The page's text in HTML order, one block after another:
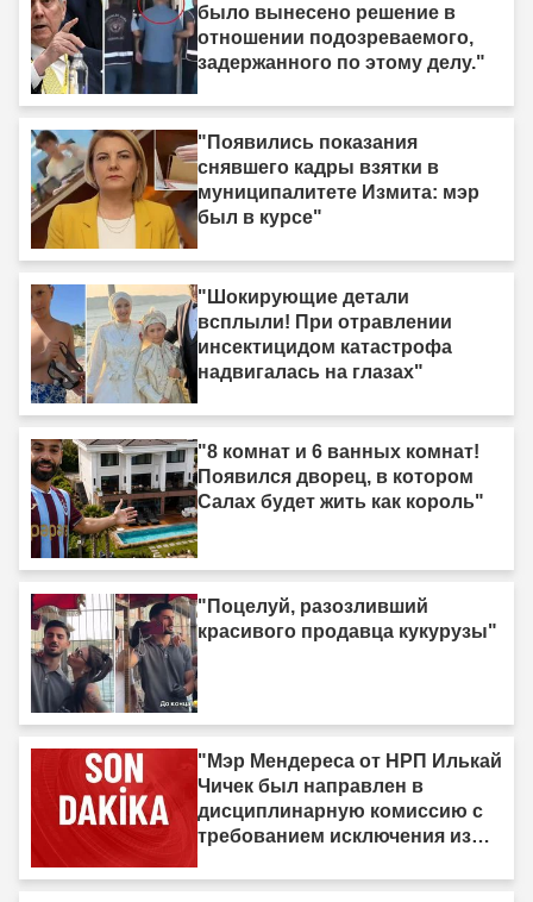
было вынесено решение в
отношении подозреваемого,
задержанного по этому делу."
"Появились показания
снявшего кадры взятки в
муниципалитете Измита: мэр
был в курсе"
"Шокирующие детали
всплыли! При отравлении
инсектицидом катастрофа
надвигалась на глазах"
"8 комнат и 6 ванных комнат!
Появился дворец, в котором
Салах будет жить как король"
"Поцелуй, разозливший
красивого продавца кукурузы"
"Мэр Мендереса от НРП Илькай
Чичек был направлен в
дисциплинарную комиссию с
требованием исключения из